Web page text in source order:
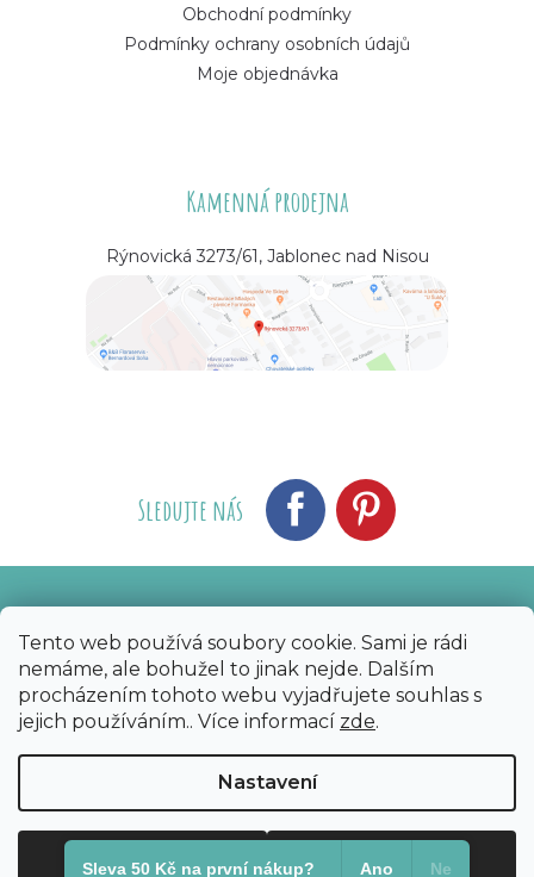
Tento web používá soubory cookie. Sami je rádi
nemáme, ale bohužel to jinak nejde. Dalším
procházením tohoto webu vyjadřujete souhlas s
jejich používáním.. Více informací zde.
Nastavení
Odmítnout Souhlasím
Obchodní podmínky
Podmínky ochrany osobních údajů
Moje objednávka
Kamenná prodejna
Rýnovická 3273/61, Jablonec nad Nisou
Sledujte nás
Copyright 2026 Bijoux Components - Svět
korálků. Všechna práva vyhrazena.
Sleva 50 Kč na první nákup?​ Ano Ne